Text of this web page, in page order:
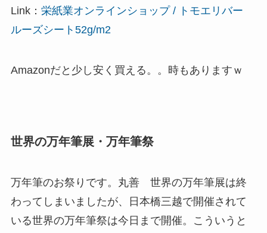
Link： 栄紙業オンラインショップ / トモエリバー
ルーズシート52g/m2
Amazonだと少し安く買える。。時もありますｗ
世界の万年筆展・万年筆祭
万年筆のお祭りです。丸善 世界の万年筆展は終
わってしまいましたが、日本橋三越で開催されて
いる世界の万年筆祭は今日まで開催。こういうと